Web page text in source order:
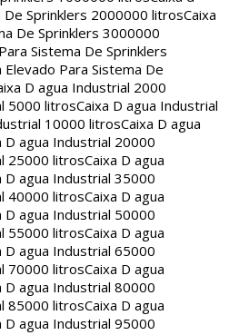
De Sprinklers 2000000 litrosCaixa
De Sprinklers 3000000
Sistema De Sprinklers
Elevado Para Sistema De
D agua Industrial 2000
5000 litrosCaixa D agua Industrial
10000 litrosCaixa D agua
D agua Industrial 20000
25000 litrosCaixa D agua
D agua Industrial 35000
40000 litrosCaixa D agua
D agua Industrial 50000
55000 litrosCaixa D agua
D agua Industrial 65000
70000 litrosCaixa D agua
D agua Industrial 80000
85000 litrosCaixa D agua
D agua Industrial 95000